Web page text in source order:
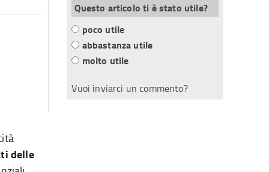
delle
Questo articolo ti è stato utile?
poco utile
abbastanza utile
molto utile
Vuoi inviarci un commento?